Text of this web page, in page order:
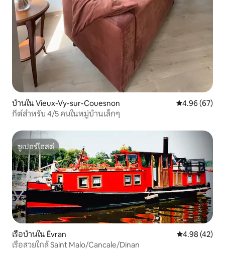
บ้านใน Vieux-Vy-sur-Couesnon คะแนนเฉลี่ย
4.96 (67)
กีต์สำหรับ 4/5 คนในหมู่บ้านเล็กๆ
ซูเปอร์โฮสต์
ซูเปอร์โฮสต์
เรือบ้านใน Évran คะแนนเฉลี่ย
4.98 (42)
เรือสวยใกล้ Saint Malo/Cancale/Dinan